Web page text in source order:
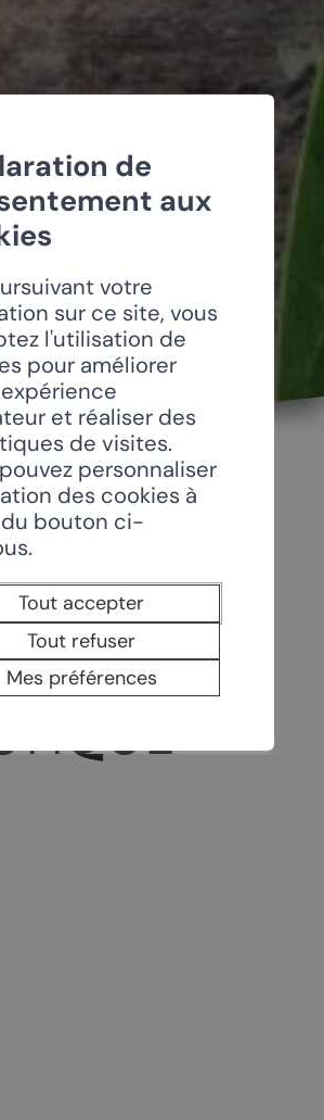
de
aux
votre
sur ce site, vous
l'utilisation de
pour améliorer
et réaliser des
de visites.
personnaliser
des cookies à
bouton ci-
Tout accepter
Tout refuser
Mes préférences